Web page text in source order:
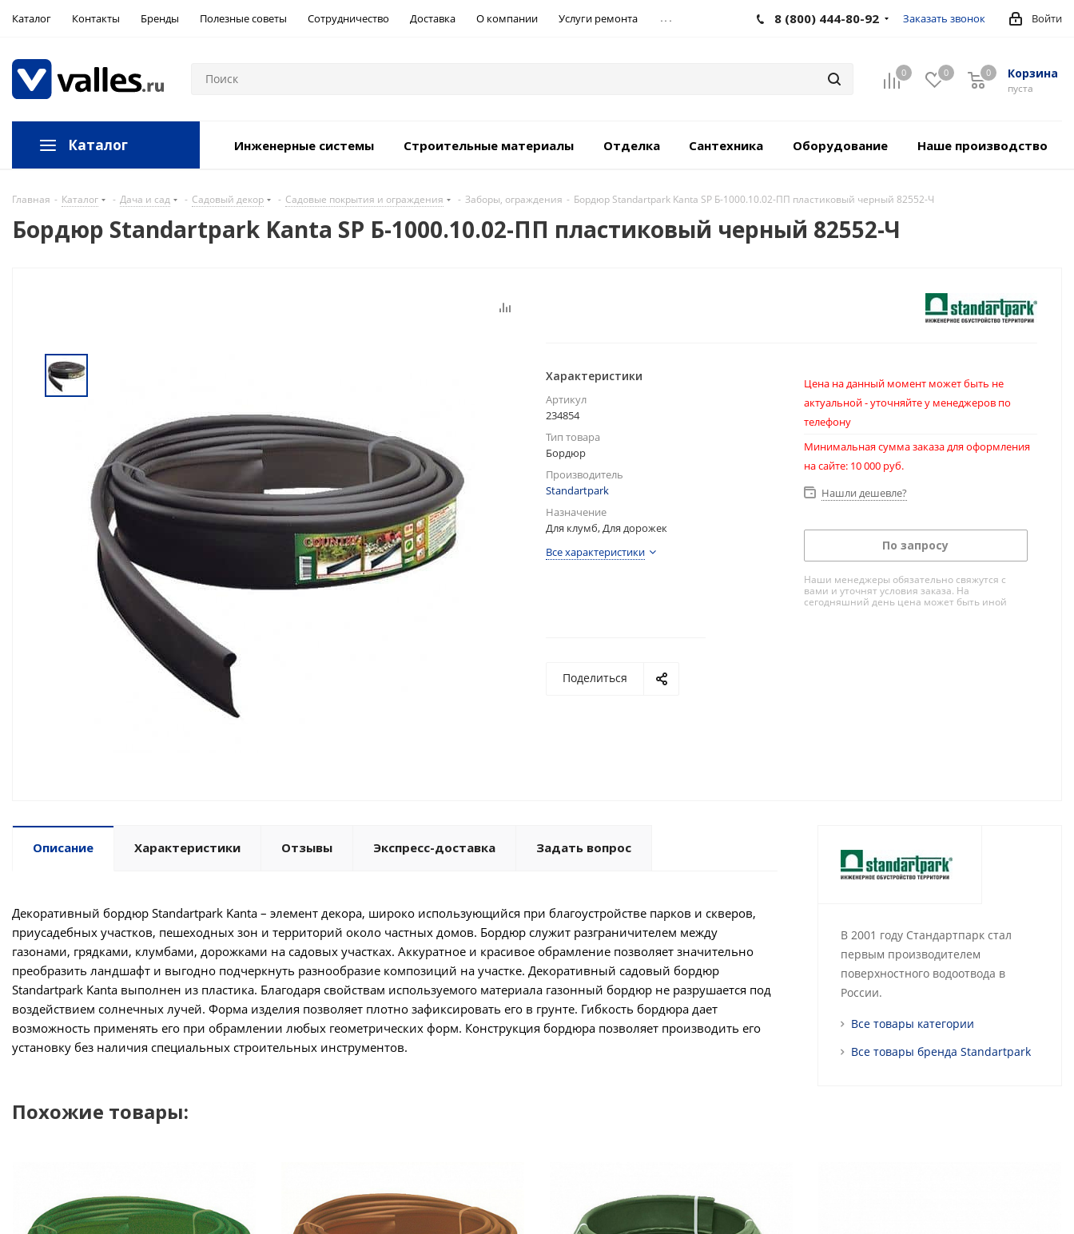
Каталог Контакты Бренды Полезные советы Сотрудничество Доставка О компании Услуги ремонта ... Войти
8 (800) 444-80-92 Заказать звонок
0 0 Корзина
пуста
0
Каталог Инженерные системы Строительные материалы Отделка Сантехника Оборудование Наше производство
Главная - Каталог - Дача и сад - Садовый декор - Садовые покрытия и ограждения - Заборы, ограждения - Бордюр Standartpark Kanta SP Б-1000.10.02-ПП пластиковый черный 82552-Ч
Бордюр Standartpark Kanta SP Б-1000.10.02-ПП пластиковый черный 82552-Ч
Характеристики
Артикул
234854
Тип товара
Бордюр
Производитель
Standartpark
Назначение
Для клумб, Для дорожек
Все характеристики
Цена на данный момент может быть не
актуальной - уточняйте у менеджеров по
телефону
Минимальная сумма заказа для оформления
на сайте: 10 000 руб.
Нашли дешевле?
По запросу
Наши менеджеры обязательно свяжутся с
вами и уточнят условия заказа. На
сегодняшний день цена может быть иной
Поделиться
Описание Характеристики Отзывы Экспресс-доставка Задать вопрос
Декоративный бордюр Standartpark Kanta – элемент декора, широко использующийся при благоустройстве парков и скверов,
приусадебных участков, пешеходных зон и территорий около частных домов. Бордюр служит разграничителем между
газонами, грядками, клумбами, дорожками на садовых участках. Аккуратное и красивое обрамление позволяет значительно
преобразить ландшафт и выгодно подчеркнуть разнообразие композиций на участке. Декоративный садовый бордюр
Standartpark Kanta выполнен из пластика. Благодаря свойствам используемого материала газонный бордюр не разрушается под
воздействием солнечных лучей. Форма изделия позволяет плотно зафиксировать его в грунте. Гибкость бордюра дает
возможность применять его при обрамлении любых геометрических форм. Конструкция бордюра позволяет производить его
установку без наличия специальных строительных инструментов.
В 2001 году Стандартпарк стал
первым производителем
поверхностного водоотвода в
России.
Все товары категории
Все товары бренда Standartpark
Похожие товары: